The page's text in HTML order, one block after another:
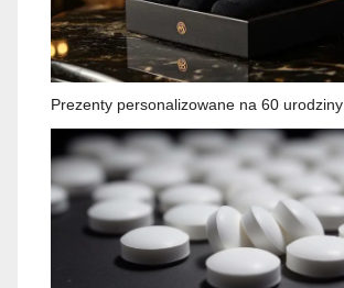
Prezenty personalizowane na 60 urodziny